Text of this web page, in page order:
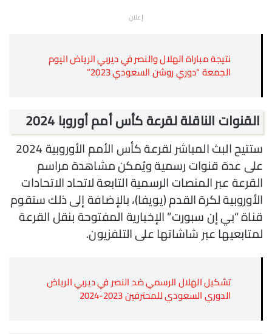
إعلان
نتيجة مباراة الهلال والنصر في ديربي الرياض اليوم
الجمعة “دوري روشن السعودي 2023”
القنوات الناقلة لقرعة كأس أمم أوروبا 2024
ستتيح البث المباشر لقرعة كأس الأمم الأوروبية 2024
على عدة قنوات رسمية ويُمكن مشاهدة مراسم
القرعة عبر المنصات الرسمية التابعة لاتحاد الاتحادات
الأوروبية لكرة القدم (يويفا)، بالإضافة إلى ذلك ستقوم
قناة “بي إن سبورت” الإخبارية المفتوحة بنقل القرعة
لمتابعيها عبر شاشاتها على التلفزيون.
تشكيل الهلال الرسمي ضد النصر في ديربي الرياض
الدوري السعودي للمحترفين 2023-2024